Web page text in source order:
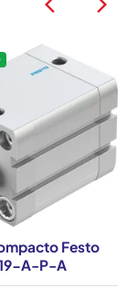
Festo
A-P-A
arrow_back_ios arrow_back_ios